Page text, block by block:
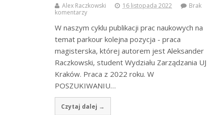
Alex Raczkowski 16 listopada 2022
Brak
komentarzy
W naszym cyklu publikacji prac naukowych na
temat parkour kolejna pozycja - praca
magisterska, której autorem jest Aleksander
Raczkowski, student Wydziału Zarządzania UJ
Kraków. Praca z 2022 roku. W
POSZUKIWANIU…
Czytaj dalej →